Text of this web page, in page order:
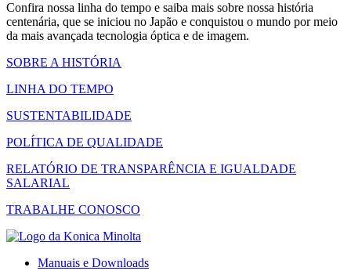
Confira nossa linha do tempo e saiba mais sobre nossa história
centenária, que se iniciou no Japão e conquistou o mundo por meio
da mais avançada tecnologia óptica e de imagem.
SOBRE A HISTÓRIA
LINHA DO TEMPO
SUSTENTABILIDADE
POLÍTICA DE QUALIDADE
RELATÓRIO DE TRANSPARÊNCIA E IGUALDADE
SALARIAL
TRABALHE CONOSCO
Manuais e Downloads